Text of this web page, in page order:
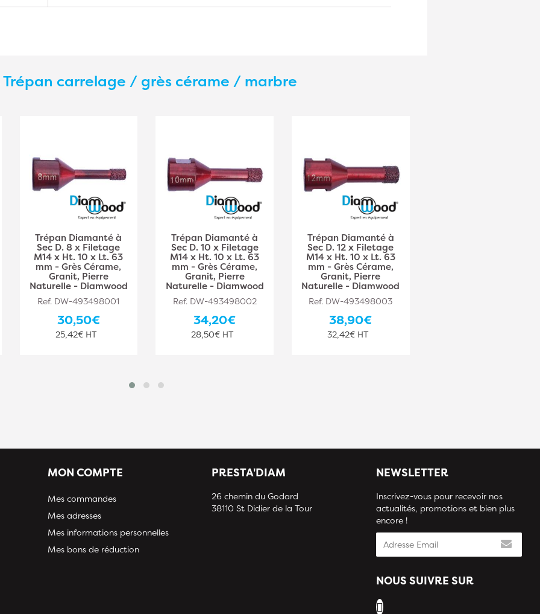
Trépan carrelage / grès cérame / marbre
Trépan Diamanté à
Sec D. 8 x Filetage
M14 x Ht. 10 x Lt. 63
mm - Grès Cérame,
Granit, Pierre
Naturelle - Diamwood
Ref. DW-493498001
30,50€
25,42€ HT
Trépan Diamanté à
Sec D. 10 x Filetage
M14 x Ht. 10 x Lt. 63
mm - Grès Cérame,
Granit, Pierre
Naturelle - Diamwood
Ref. DW-493498002
34,20€
28,50€ HT
Trépan Diamanté à
Sec D. 12 x Filetage
M14 x Ht. 10 x Lt. 63
mm - Grès Cérame,
Granit, Pierre
Naturelle - Diamwood
Ref. DW-493498003
38,90€
32,42€ HT
MON COMPTE
Mes commandes
Mes adresses
Mes informations personnelles
Mes bons de réduction
PRESTA'DIAM
26 chemin du Godard
38110 St Didier de la Tour
NEWSLETTER
Inscrivez-vous pour recevoir nos
actualités, promotions et bien plus
encore !
NOUS SUIVRE SUR